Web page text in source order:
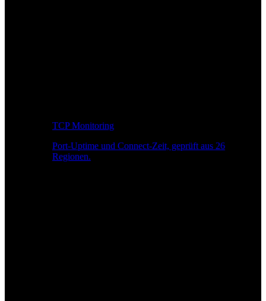
TCP Monitoring
Port-Uptime und Connect-Zeit, geprüft aus 26
Regionen.